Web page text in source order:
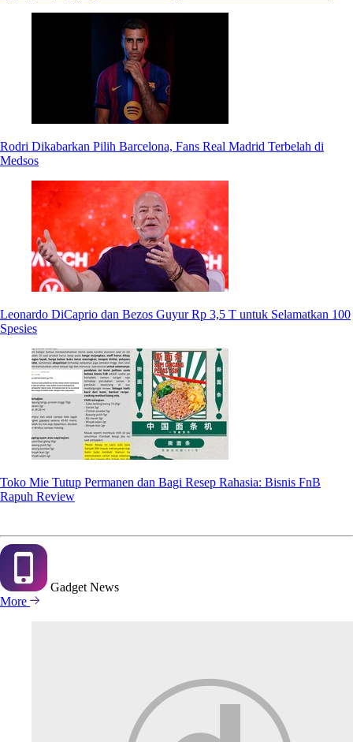
Rodri Dikabarkan Pilih Barcelona, Fans Real Madrid Terbelah di
Medsos
Leonardo DiCaprio dan Bezos Guyur Rp 3,5 T untuk Selamatkan 100
Spesies
Toko Mie Tutup Permanen dan Bagi Resep Rahasia: Bisnis FnB
Rapuh Review
Gadget News
More